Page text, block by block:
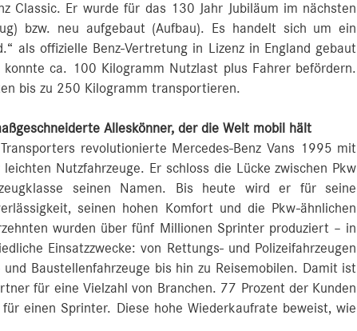
Classic. Er wurde für das 130 Jahr Jubiläum im nächsten
bzw. neu aufgebaut (Aufbau). Es handelt sich um ein
als offizielle Benz-Vertretung in Lizenz in England gebaut
ca. 100 Kilogramm Nutzlast plus Fahrer befördern.
bis zu 250 Kilogramm transportieren.
Alleskönner, der die Welt mobil hält
revolutionierte Mercedes-Benz Vans 1995 mit
Nutzfahrzeuge. Er schloss die Lücke zwischen Pkw
seinen Namen. Bis heute wird er für seine
seinen hohen Komfort und die Pkw-ähnlichen
wurden über fünf Millionen Sprinter produziert – in
Einsatzzwecke: von Rettungs- und Polizeifahrzeugen
Baustellenfahrzeuge bis hin zu Reisemobilen. Damit ist
für eine Vielzahl von Branchen. 77 Prozent der Kunden
einen Sprinter. Diese hohe Wiederkaufrate beweist, wie